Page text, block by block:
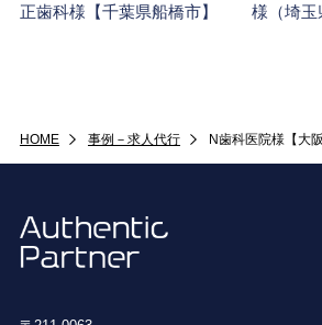
正歯科様【千葉県船橋市】
様（埼玉
HOME 事例－求人代行 N歯科医院様【大